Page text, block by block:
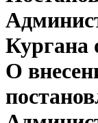
Кургана
О